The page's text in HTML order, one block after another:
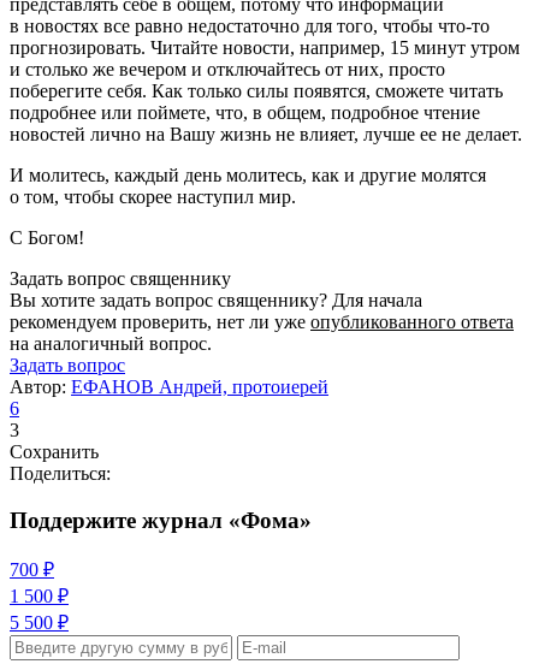
в новостях все равно недостаточно для того, чтобы что-то
прогнозировать. Читайте новости, например, 15 минут утром
и столько же вечером и отключайтесь от них, просто
поберегите себя. Как только силы появятся, сможете читать
подробнее или поймете, что, в общем, подробное чтение
новостей лично на Вашу жизнь не влияет, лучше ее не делает.
И молитесь, каждый день молитесь, как и другие молятся
о том, чтобы скорее наступил мир.
С Богом!
Задать вопрос священнику
Вы хотите задать вопрос священнику? Для начала
рекомендуем проверить, нет ли уже опубликованного ответа
на аналогичный вопрос.
Задать вопрос
Автор: ЕФАНОВ Андрей, протоиерей
6
3
Сохранить
Поделиться:
Поддержите журнал «Фома»
700 ₽
1 500 ₽
5 500 ₽